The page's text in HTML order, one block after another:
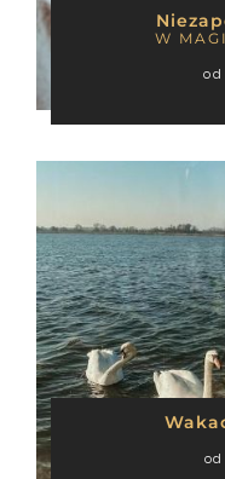
W
od
od